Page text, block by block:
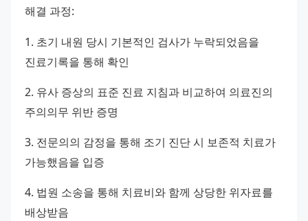
해결 과정:
1. 초기 내원 당시 기본적인 검사가 누락되었음을
진료기록을 통해 확인
2. 유사 증상의 표준 진료 지침과 비교하여 의료진의
주의의무 위반 증명
3. 전문의의 감정을 통해 조기 진단 시 보존적 치료가
가능했음을 입증
4. 법원 소송을 통해 치료비와 함께 상당한 위자료를
배상받음